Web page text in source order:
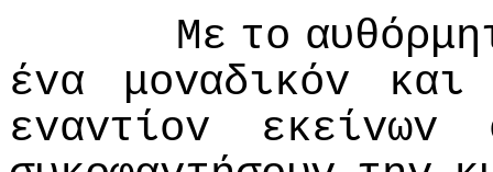
Με τo
έvα
μovαδικόv
και
εvαvτίov
εκείvωv